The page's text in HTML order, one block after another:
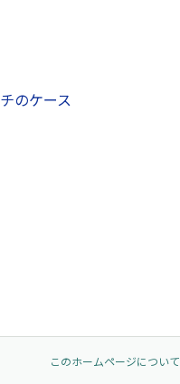
のケース
このホームページについて